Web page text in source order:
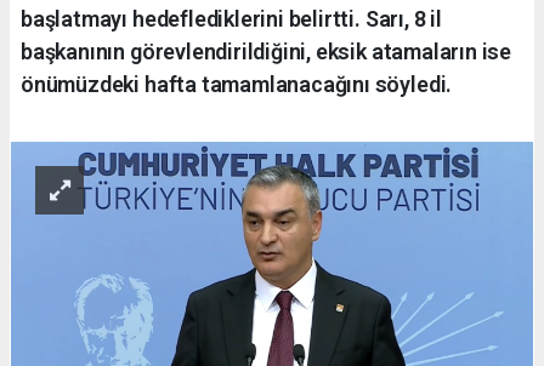
başlatmayı hedeflediklerini belirtti. Sarı, 8 il
başkanının görevlendirildiğini, eksik atamaların ise
önümüzdeki hafta tamamlanacağını söyledi.